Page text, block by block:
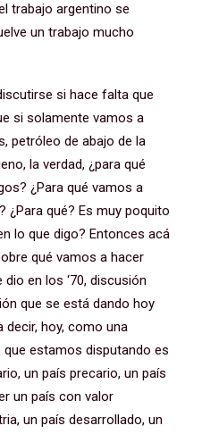
trabajo argentino se
un trabajo mucho
si hace falta que
si solamente vamos a
petróleo de abajo de la
la verdad, ¿para qué
¿Para qué vamos a
¿Para qué? Es muy poquito
lo que digo? Entonces acá
qué vamos a hacer
en los ‘70, discusión
que se está dando hoy
decir, hoy, como una
estamos disputando es
un país precario, un país
un país con valor
un país desarrollado, un